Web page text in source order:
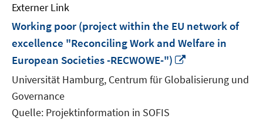
Externer Link
Working poor (project within the EU network of
excellence "Reconciling Work and Welfare in
European Societies -RECWOWE-")
neuem
Fenster
Universität Hamburg, Centrum für Globalisierung und
Governance
Quelle: Projektinformation in SOFIS